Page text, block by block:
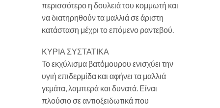
περισσότερο η δουλειά του κομμωτή και
να διατηρηθούν τα μαλλιά σε άριστη
κατάσταση μέχρι το επόμενο ραντεβού.
ΚΥΡΙΑ ΣΥΣΤΑΤΙΚΑ
Το εκχύλισμα βατόμουρου ενισχύει την
υγιή επιδερμίδα και αφήνει τα μαλλιά
γεμάτα, λαμπερά και δυνατά. Είναι
πλούσιο σε αντιοξειδωτικά που